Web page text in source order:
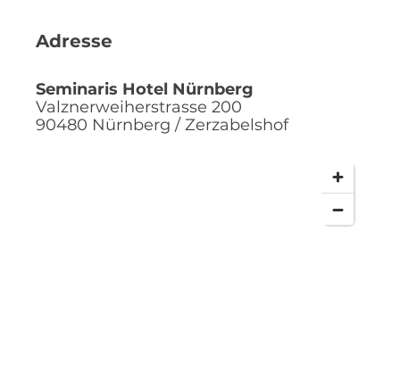
Adresse
Seminaris Hotel Nürnberg
Valznerweiherstrasse 200
90480 Nürnberg / Zerzabelshof